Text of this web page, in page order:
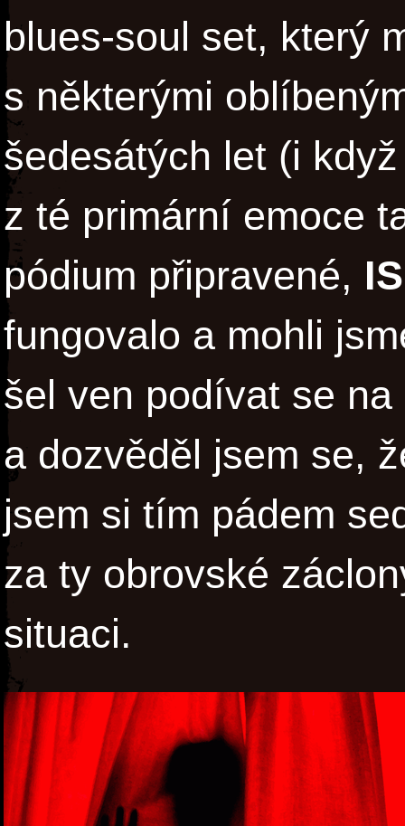
blues-soul set, který
s některými
šedesátých let (i
z té primární emoce
pódium připravené,
fungovalo a mohli
šel ven podívat se
a dozvěděl jsem se,
jsem si tím pádem
za ty obrovské
situaci.